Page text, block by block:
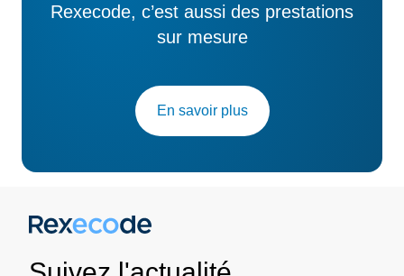
Rexecode, c’est aussi des prestations
sur mesure
En savoir plus